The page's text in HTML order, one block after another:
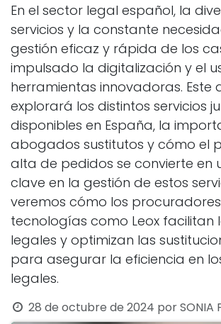
En el sector legal español, la
servicios y la constante
gestión eficaz y rápida de los
impulsado la digitalización y el
herramientas innovadoras. Este
explorará los distintos servicios
disponibles en España, la
abogados sustitutos y cómo el
alta de pedidos se convierte en
clave en la gestión de estos
veremos cómo los
tecnologías como Leox facilitan
legales y optimizan las
para asegurar la eficiencia en
legales.
28 de octubre de 2024 porSONIA